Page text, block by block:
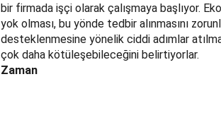
bir firmada işçi olarak çalışmaya başlıyor.
yok olması, bu yönde tedbir alınmasını
desteklenmesine yönelik ciddi adımlar
çok daha kötüleşebileceğini belirtiyorlar.
Zaman